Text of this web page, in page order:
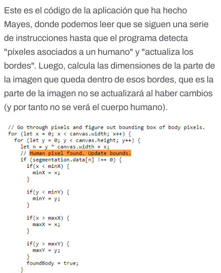
Este es el código de la aplicación que ha hecho
Mayes, donde podemos leer que se siguen una serie
de instrucciones hasta que el programa detecta
"píxeles asociados a un humano" y "actualiza los
bordes". Luego, calcula las dimensiones de la parte de
la imagen que queda dentro de esos bordes, que es la
parte de la imagen no se actualizará al haber cambios
(y por tanto no se verá el cuerpo humano).